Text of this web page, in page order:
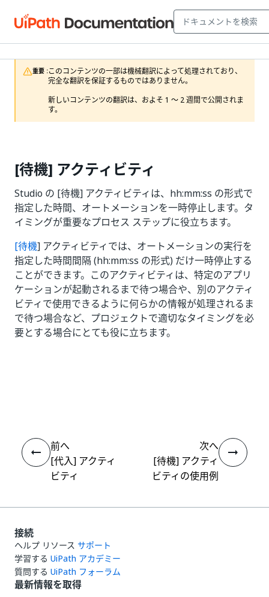
重要 :このコンテンツの一部は機械翻訳によって処理されており、
完全な翻訳を保証するものではありません。
新しいコンテンツの翻訳は、およそ 1 ～ 2 週間で公開されま
す。
[待機] アクティビティ
Studio の [待機] アクティビティは、hh:mm:ss の形式で
指定した時間、オートメーションを一時停止します。タ
イミングが重要なプロセス ステップに役立ちます。
[待機] アクティビティでは、オートメーションの実行を
指定した時間間隔 (hh:mm:ss の形式) だけ一時停止する
ことができます。このアクティビティは、特定のアプリ
ケーションが起動されるまで待つ場合や、別のアクティ
ビティで使用できるように何らかの情報が処理されるま
で待つ場合など、プロジェクトで適切なタイミングを必
要とする場合にとても役に立ちます。
前へ
[代入] アクティ
ビティ
次へ
[待機] アクティ
ビティの使用例
接続
ヘルプ リソース サポート
学習する UiPath アカデミー
質問する UiPath フォーラム
最新情報を取得